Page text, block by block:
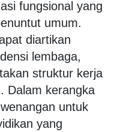
fungsional yang
umum.
diartikan
lembaga,
struktur kerja
Dalam kerangka
untuk
yang